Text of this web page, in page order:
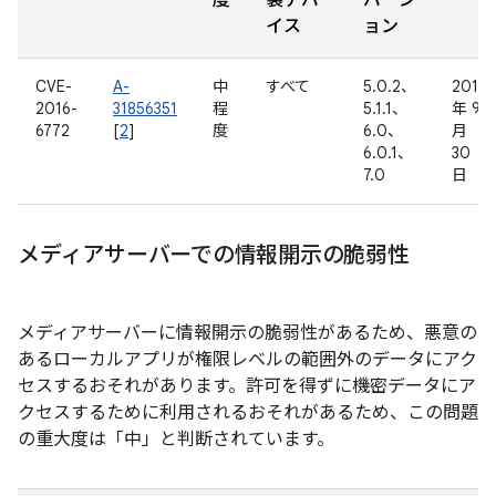
イス
ョン
CVE-
2016-
6772
A-
31856351
[2]
中
程
度
すべて
5.0.2、
5.1.1、
6.0、
6.0.1、
7.0
2016
年 9
月
30
日
メディアサーバーでの情報開示の脆弱性
メディアサーバーに情報開示の脆弱性があるため、悪意の
あるローカルアプリが権限レベルの範囲外のデータにアク
セスするおそれがあります。許可を得ずに機密データにア
クセスするために利用されるおそれがあるため、この問題
の重大度は「中」と判断されています。